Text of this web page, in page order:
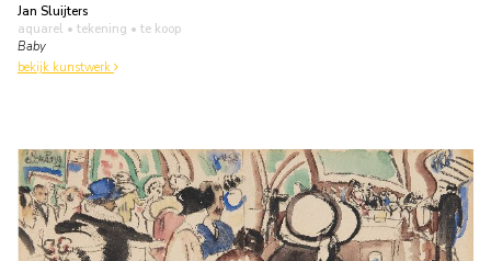
Jan Sluijters
aquarel • tekening • te koop
Baby
bekijk kunstwerk